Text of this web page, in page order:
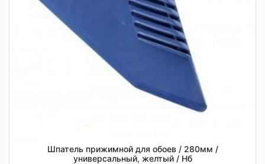
Шпатель прижимной для обоев / 280мм /
универсальный, желтый / Нб